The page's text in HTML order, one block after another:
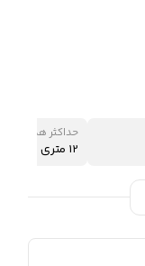
حداکثر هد
12 متری